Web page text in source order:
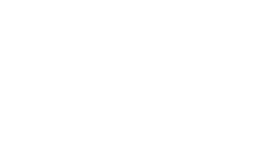
derechos reservados